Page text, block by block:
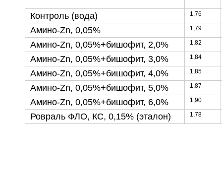
Контроль (вода) 1,76
Амино-Zn, 0,05% 1,79
Амино-Zn, 0,05%+бишофит, 2,0% 1,82
Амино-Zn, 0,05%+бишофит, 3,0% 1,84
Амино-Zn, 0,05%+бишофит, 4,0% 1,85
Амино-Zn, 0,05%+бишофит, 5,0% 1,87
Амино-Zn, 0,05%+бишофит, 6,0% 1,90
Ровраль ФЛО, КС, 0,15% (эталон) 1,78